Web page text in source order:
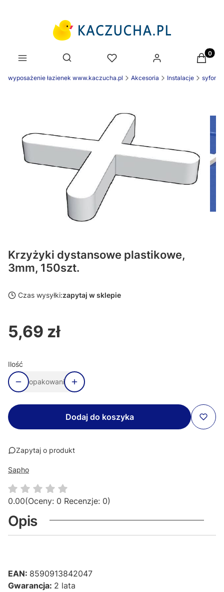
Otwórz wyszukiwarkę
wyposażenie łazienek www.kaczucha.pl Akcesoria Instalacje syfony
Krzyżyki dystansowe plastikowe,
3mm, 150szt.
Czas wysyłki:zapytaj w sklepie
Cena
5,69 zł
Ilość
opakowanie
Dodaj do koszyka
Zapytaj o produkt
Sapho
0.00(Oceny: 0 Recenzje: 0)
Opis
EAN: 8590913842047
Gwarancja: 2 lata